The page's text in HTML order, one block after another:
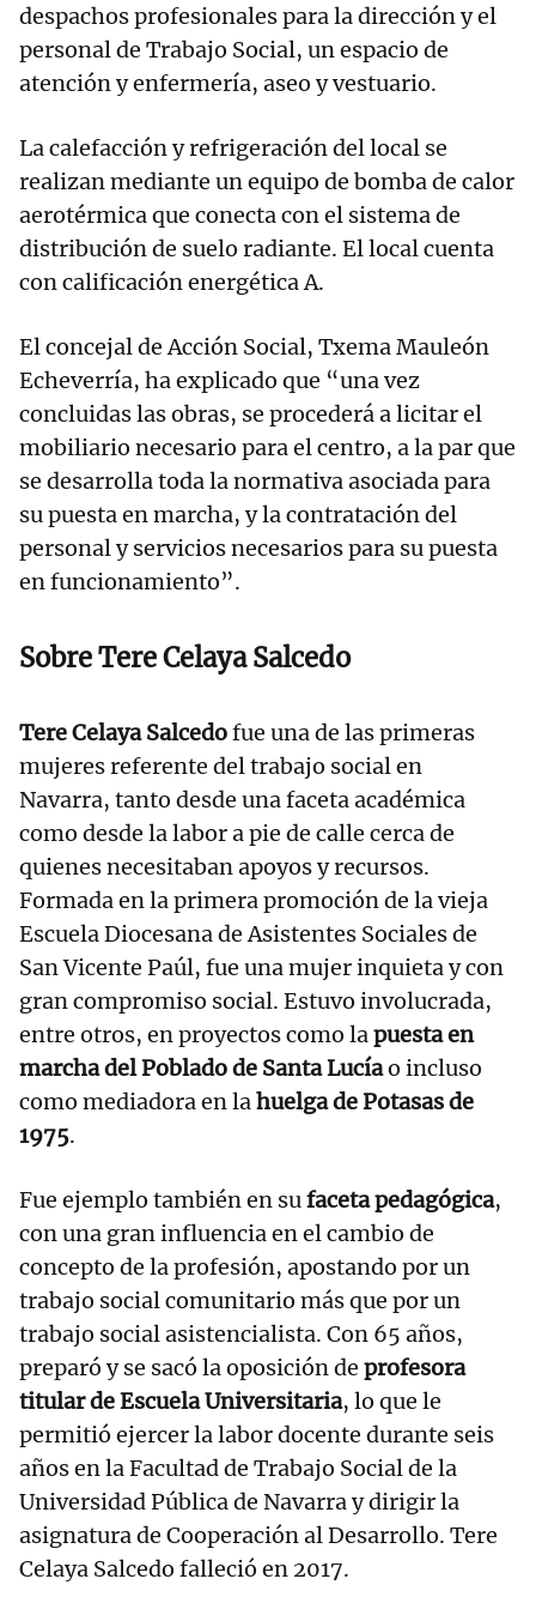
despachos profesionales para la dirección y el
personal de Trabajo Social, un espacio de
atención y enfermería, aseo y vestuario.
La calefacción y refrigeración del local se
realizan mediante un equipo de bomba de calor
aerotérmica que conecta con el sistema de
distribución de suelo radiante. El local cuenta
con calificación energética A.
El concejal de Acción Social, Txema Mauleón
Echeverría, ha explicado que “una vez
concluidas las obras, se procederá a licitar el
mobiliario necesario para el centro, a la par que
se desarrolla toda la normativa asociada para
su puesta en marcha, y la contratación del
personal y servicios necesarios para su puesta
en funcionamiento”.
Sobre Tere Celaya Salcedo
Tere Celaya Salcedofue una de las primeras
mujeres referente del trabajo social en
Navarra, tanto desde una faceta académica
como desde la labor a pie de calle cerca de
quienes necesitaban apoyos y recursos.
Formada en la primera promoción de la vieja
Escuela Diocesana de Asistentes Sociales de
San Vicente Paúl, fue una mujer inquieta y con
gran compromiso social. Estuvo involucrada,
entre otros, en proyectos como lapuesta en
marcha del Poblado de Santa Lucíao incluso
como mediadora en lahuelga de Potasas de
1975.
Fue ejemplo también en sufaceta pedagógica,
con una gran influencia en el cambio de
concepto de la profesión, apostando por un
trabajo social comunitario más que por un
trabajo social asistencialista. Con 65 años,
preparó y se sacó la oposición de profesora
titular de Escuela Universitaria, lo que le
permitió ejercer la labor docente durante seis
años en la Facultad de Trabajo Social de la
Universidad Pública de Navarra y dirigir la
asignatura de Cooperación al Desarrollo. Tere
Celaya Salcedo falleció en 2017.